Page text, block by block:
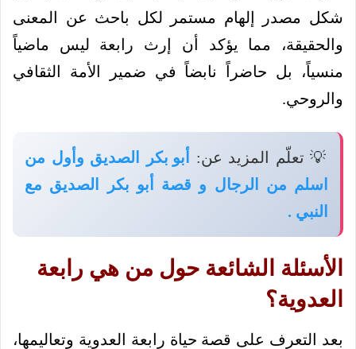
شكل مصدر إلهام مستمر لكل باحث عن المعنى
والحقيقة، مما يؤكد أن إرث رابعة ليس ماضياً
منسياً، بل حاضراً نابضاً في ضمير الأمة الثقافي
والروحي.
💡 تعلّم المزيد عن:
أبو بكر الصديق وأول من
اسلم من الرجال و قصة أبو بكر الصديق مع
النبي .
الأسئلة الشائعة حول من هي رابعة
العدوية؟
بعد التعرف على قصة حياة رابعة العدوية وتعاليمها،